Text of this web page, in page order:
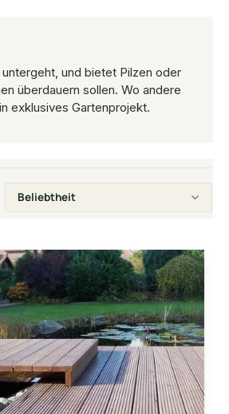
und bietet Pilzen oder
überdauern sollen. Wo andere
exklusives Gartenprojekt.